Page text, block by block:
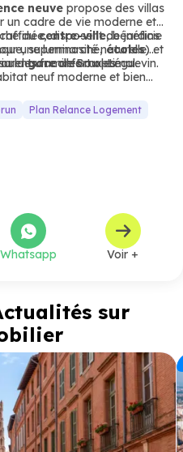
neuve propose des villas
un cadre de vie moderne et
ducentre-ville, bénéficie
supermarché,écoles) et
lagarede Brax-Léguevin.
disposent de jardins
une luminosité naturelle.
un confort optimal.
les familles ou les
neuf moderne et bien
Plan Relance Logement
Whatsapp Voir +
sur